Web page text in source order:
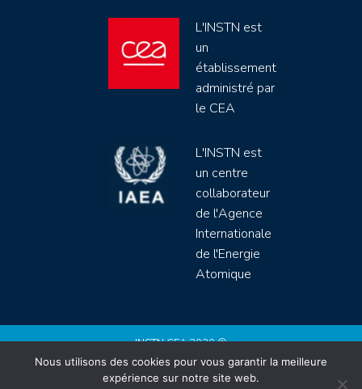
L'INSTN est
un
établissement
administré par
le CEA
L'INSTN est
un centre
collaborateur
de l'Agence
Internationale
de l'Energie
Atomique
INSTN CEA 2020 ©
Politique de protection de données (rgpd)
Règlement intérieur
Mentions légales
Nous utilisons des cookies pour vous garantir la meilleure
expérience sur notre site web.